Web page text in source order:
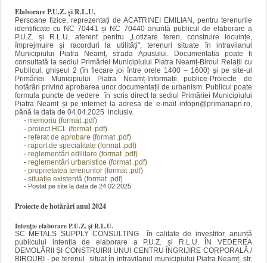
Elaborare P.U.Z. și R.L.U.
Persoane fizice, reprezentați de ACATRINEI EMILIAN, pentru terenurile
identificate cu NC 70441 și NC 70440 anunță publicul de elaborare a
P.U.Z. și R.L.U. aferent pentru „Lotizare teren, construire locuințe,
împrejmuire și racorduri la utilități", terenuri situate în intravilanul
Municipiului Piatra Neamț, strada Apusului. Documentația poate fi
consultată la sediul Primăriei Municipiului Piatra Neamț-Biroul Relații cu
Publicul, ghișeul 2 (în fiecare joi între orele 1400 – 1600) și pe site-ul
Primăriei Municipiului Piatra Neamț-Informații publice-Proiecte de
hotărâri privind aprobarea unor documentații de urbanism. Publicul poate
formula puncte de vedere în scris direct la sediul Primăriei Municipiului
Piatra Neamț și pe internet la adresa de e-mail infopn@primariapn.ro,
până la data de 04.04.2025 inclusiv.
- memoriu (format .pdf)
- proiect HCL (format .pdf)
- referat de aprobare (format .pdf)
- raport de specialitate (format .pdf)
- reglementări edilitare (format .pdf)
- reglementări urbanistice (format .pdf)
- proprietatea terenurilor (format .pdf)
- situație existentă (format .pdf)
- Postat pe site la data de 24.02.2025
Proiecte de hotărâri anul 2024
Intenție elaborare P.U.Z. și R.L.U.
SC METALS SUPPLY CONSULTING în calitate de investitor, anunță
publicului intenția de elaborare a P.U.Z. și R.L.U. ÎN VEDEREA
DEMOLĂRII ȘI CONSTRUIRII UNUI CENTRU ÎNGRIJIRE CORPORALĂ /
BIROURI - pe terenul situat în intravilanul municipiului Piatra Neamț, str.